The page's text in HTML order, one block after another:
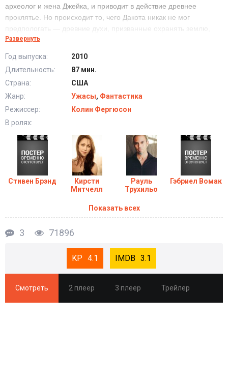
археолог и жена Джейка, и приводит в действие древнее
проклятье. Но происходит то, чего Дакота никак не мог
предпологать — древние духи, призванные охранять землю,
вселяются в окаменевшие остатки динозавров и оживляют их. И
не протесты, а разъярённые доисторические рептилии…
Развернуть
Год выпуска:
2010
Длительность:
87 мин.
Страна:
США
Жанр:
Ужасы, Фантастика
Режиссер:
Колин Фергюсон
В ролях:
Стивен Брэнд
Кирсти
Митчелл
Рауль
Трухильо
Гэбриел Вомак
Показать всех
3 71896
4.1 3.1
Смотреть 2 плеер 3 плеер Трейлер